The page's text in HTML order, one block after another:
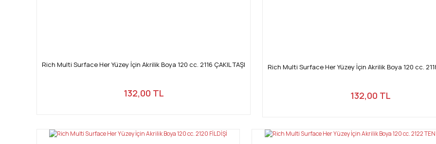
Rich Multi Surface Her Yüzey İçin Akrilik Boya 120 cc. 2116 ÇAKIL TAŞI
132,00 TL
Rich Multi Surface Her Yüzey İçin Akrilik Boya 120 cc.
132,00 TL